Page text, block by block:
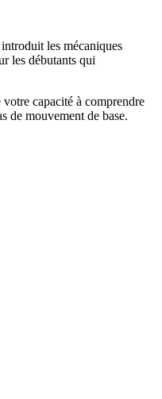
introduit les mécaniques
les débutants qui
votre capacité à comprendre
de mouvement de base.